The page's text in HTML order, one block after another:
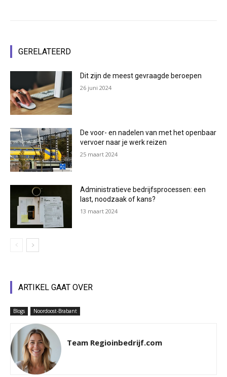
GERELATEERD
Dit zijn de meest gevraagde beroepen
26 juni 2024
De voor- en nadelen van met het openbaar
vervoer naar je werk reizen
25 maart 2024
Administratieve bedrijfsprocessen: een
last, noodzaak of kans?
13 maart 2024
ARTIKEL GAAT OVER
Blogs Noordoost-Brabant
Team Regioinbedrijf.com